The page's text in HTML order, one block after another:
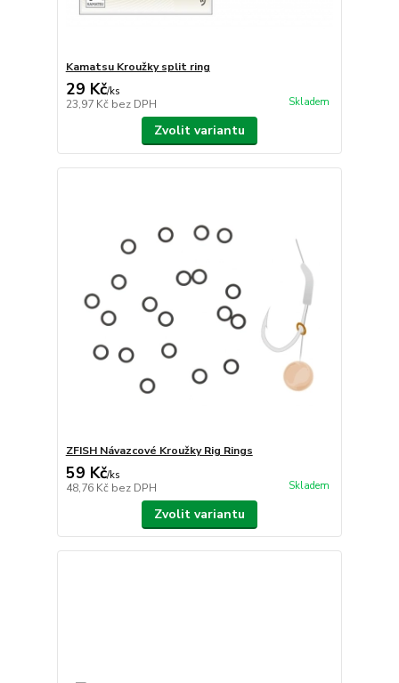
Kamatsu Kroužky split ring
29 Kč/ks
23,97 Kč bez DPH Skladem
Zvolit variantu
ZFISH Návazcové Kroužky Rig Rings
59 Kč/ks
48,76 Kč bez DPH Skladem
Zvolit variantu